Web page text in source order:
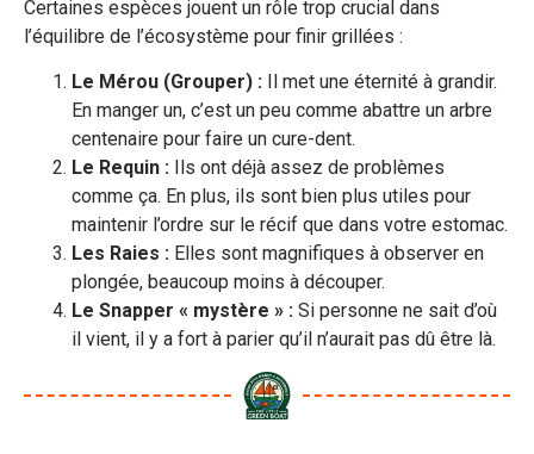
Certaines espèces jouent un rôle trop crucial dans
l’équilibre de l’écosystème pour finir grillées :
Le Mérou (Grouper) : Il met une éternité à grandir.
En manger un, c’est un peu comme abattre un arbre
centenaire pour faire un cure-dent.
Le Requin : Ils ont déjà assez de problèmes
comme ça. En plus, ils sont bien plus utiles pour
maintenir l’ordre sur le récif que dans votre estomac.
Les Raies : Elles sont magnifiques à observer en
plongée, beaucoup moins à découper.
Le Snapper « mystère » : Si personne ne sait d’où
il vient, il y a fort à parier qu’il n’aurait pas dû être là.